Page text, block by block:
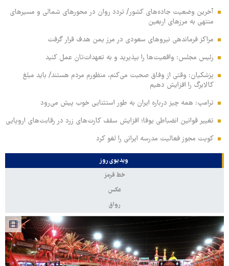
آخرین وضعیت جاده‌های کشور/ تردد روان در محورهای شمالی و مسیرهای
منتهی به مرزهای اربعین
مراکز فرماندهی نیروهای سعودی در مرز یمن هدف قرار گرفت
رئیس مجلس: واقعیت‌ها را بپذیرید و به تعهدات‌تان عمل کنید
پزشکیان: وقتی از وفاق صحبت می‌کنم، منظورم مردم هستند/ باید مبلغ
کالابرگ را افزایش دهیم
ترامپ: همه چیز درباره ایران به طور استثنایی خوب پیش می‌رود
تغییر قوانین انضباطی یوفا؛ افزایش سقف کارت‌های زرد در رقابت‌های اروپایی
کویت مجوز فعالیت مدرسه ایرانی را لغو کرد
ویدیوی روز
خط قرمز
عکس
رواق